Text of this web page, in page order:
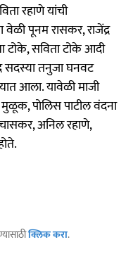
रहाणे यांची
पूनम रासकर, राजेंद्र
टोके, सविता टोके आदी
सदस्या तनुजा घनवट
आला. यावेळी माजी
पोलिस पाटील वंदना
अनिल रहाणे,
क्लिक करा.